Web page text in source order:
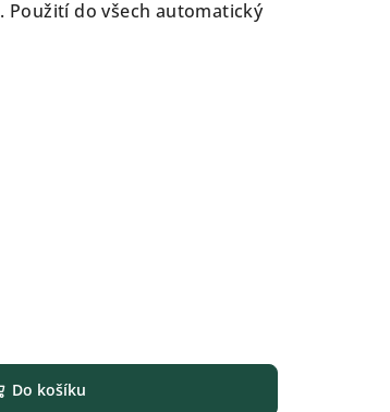
. Použití do všech automatický
Do košíku